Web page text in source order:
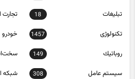
تبلیغات 18 تجارت
تکنولوژی 1457 خودرو
روباتيك 149
سيستم عامل 308 شبكه